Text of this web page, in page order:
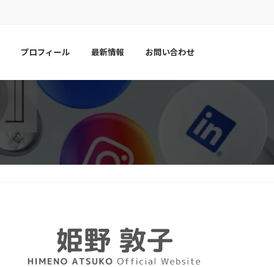
プロフィール 最新情報 お問い合わせ